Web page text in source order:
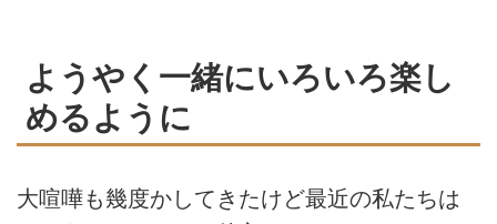
ようやく一緒にいろいろ楽し
めるように
大喧嘩も幾度かしてきたけど最近の私たちは